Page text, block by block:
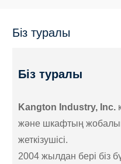
Біз туралы
Біз туралы
Kangton Industry, Inc.
және шкафтың жобалық
жеткізушісі.
2004 жылдан бері біз